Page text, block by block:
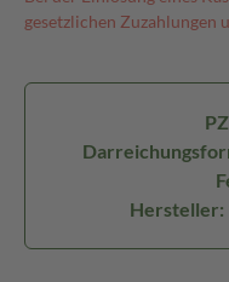
gesetzlichen Zuzahlungen
Hersteller: